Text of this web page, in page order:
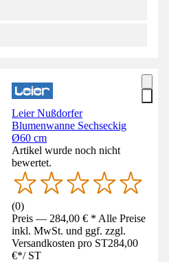
Leier Nußdorfer
Blumenwanne Sechseckig
Ø60 cm
Artikel wurde noch nicht
bewertet.
(0)
Preis — 284,00 € * Alle Preise
inkl. MwSt. und ggf. zzgl.
Versandkosten pro ST284,00
€*/ ST